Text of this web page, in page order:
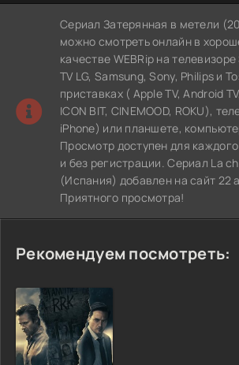
Сериал Затерянная в метели
можно смотреть онлайн в
качестве WEBRip на
TV LG, Samsung, Sony, Philips и
приставках ( Apple TV, Android
ICON BIT, CINEMOOD, ROKU),
iPhone) или планшете,
Просмотр доступен для
и без регистрации. Сериал La
(Испания) добавлен на сайт 22
Приятного просмотра!
Рекомендуем посмотреть: